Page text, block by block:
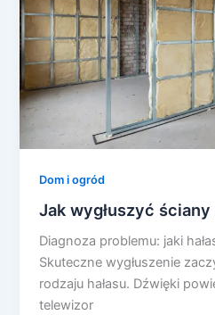
Dom i ogród
Jak wygłuszyć
Diagnoza problemu: jaki
Skuteczne wygłuszenie
rodzaju hałasu. Dźwięki
telewizor